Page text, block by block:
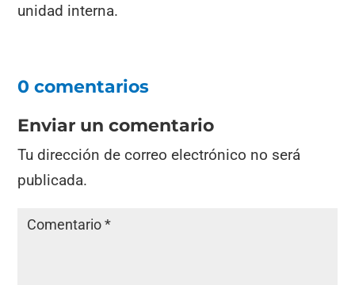
unidad interna.
0 comentarios
Enviar un comentario
Tu dirección de correo electrónico no será
publicada.